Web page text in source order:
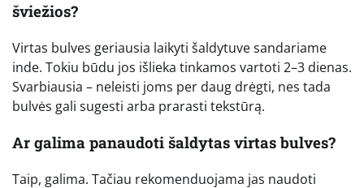
šviežios?
Virtas bulves geriausia laikyti šaldytuve sandariame
inde. Tokiu būdu jos išlieka tinkamos vartoti 2–3 dienas.
Svarbiausia – neleisti joms per daug drėgti, nes tada
bulvės gali sugesti arba prarasti tekstūrą.
Ar galima panaudoti šaldytas virtas bulves?
Taip, galima. Tačiau rekomenduojama jas naudoti